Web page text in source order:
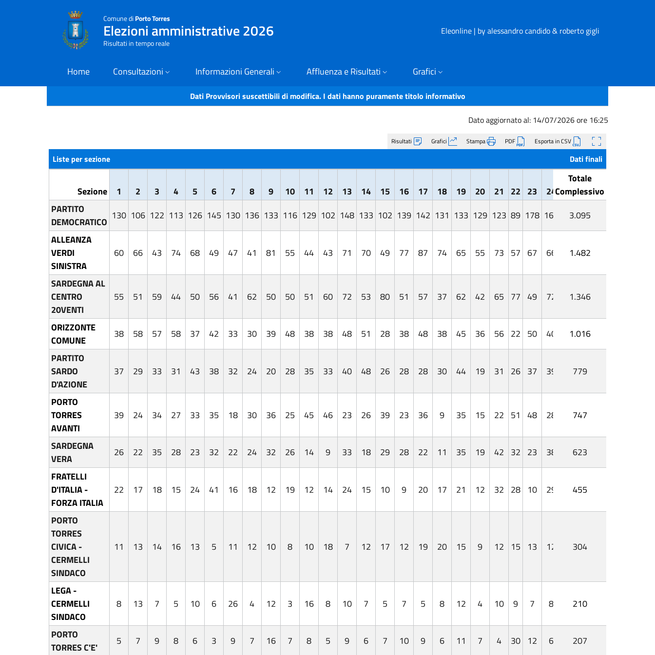
Comune di Porto Torres
Elezioni amministrative 2026
Risultati in tempo reale
Eleonline | by alessandro candido & roberto gigli
Home Consultazioni Informazioni Generali Affluenza e Risultati Grafici
Dati Provvisori suscettibili di modifica. I dati hanno puramente titolo informativo
Dato aggiornato al: 14/07/2026 ore 16:25
Risultati Grafici Stampa PDF Esporta in CSV
Liste per sezione Dati finali
Sezione 1 2 3 4 5 6 7 8 9 10 11 12 13 14 15 16 17 18 19 20 21 22 23 24
Totale
Complessivo
PARTITO
DEMOCRATICO
130 106 122 113 126 145 130 136 133 116 129 102 148 133 102 139 142 131 133 129 123 89 178 160
3.095
ALLEANZA
VERDI
SINISTRA
60 66 43 74 68 49 47 41 81 55 44 43 71 70 49 77 87 74 65 55 73 57 67 66 1.482
SARDEGNA AL
CENTRO
20VENTI
55 51 59 44 50 56 41 62 50 50 51 60 72 53 80 51 57 37 62 42 65 77 49 72 1.346
ORIZZONTE
COMUNE
38 58 57 58 37 42 33 30 39 48 38 38 48 51 28 38 48 38 45 36 56 22 50 40
1.016
PARTITO
SARDO
D'AZIONE
37 29 33 31 43 38 32 24 20 28 35 33 40 48 26 28 28 30 44 19 31 26 37 39 779
PORTO
TORRES
AVANTI
39 24 34 27 33 35 18 30 36 25 45 46 23 26 39 23 36 9 35 15 22 51 48 28 747
SARDEGNA
VERA
26 22 35 28 23 32 22 24 32 26 14 9 33 18 29 28 22 11 35 19 42 32 23 38
623
FRATELLI
D'ITALIA -
FORZA ITALIA
22 17 18 15 24 41 16 18 12 19 12 14 24 15 10 9 20 17 21 12 32 28 10 29 455
PORTO
TORRES
CIVICA -
CERMELLI
SINDACO
11 13 14 16 13 5 11 12 10 8 10 18 7 12 17 12 19 20 15 9 12 15 13 12 304
LEGA -
CERMELLI
SINDACO
8 13 7 5 10 6 26 4 12 3 16 8 10 7 5 7 5 8 12 4 10 9 7 8 210
PORTO
TORRES C'E'
5 7 9 8 6 3 9 7 16 7 8 5 9 6 7 10 9 6 11 7 4 30 12 6 207